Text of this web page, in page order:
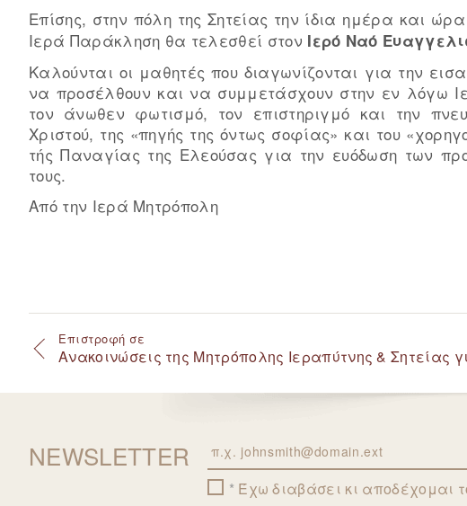
Επίσης, στην πόλη της Σητείας την ίδια ημέρα και
Ιερά Παράκληση θα τελεσθεί στον Ιερό Ναό
Καλούνται οι μαθητές που διαγωνίζονται για την
να προσέλθουν και να συμμετάσχουν στην εν λόγω
τον άνωθεν φωτισμό, τον επιστηριγμό και την
Χριστού, της «πηγής της όντως σοφίας» και του
τής Παναγίας της Ελεούσας για την ευόδωση των
τους.
Από την Ιερά Μητρόπολη
Επιστροφή σε
Ανακοινώσεις της Μητρόπολης Ιεραπύτνης & Σητείας
NEWSLETTER
Email
Έχω διαβάσει κι αποδέχομαι